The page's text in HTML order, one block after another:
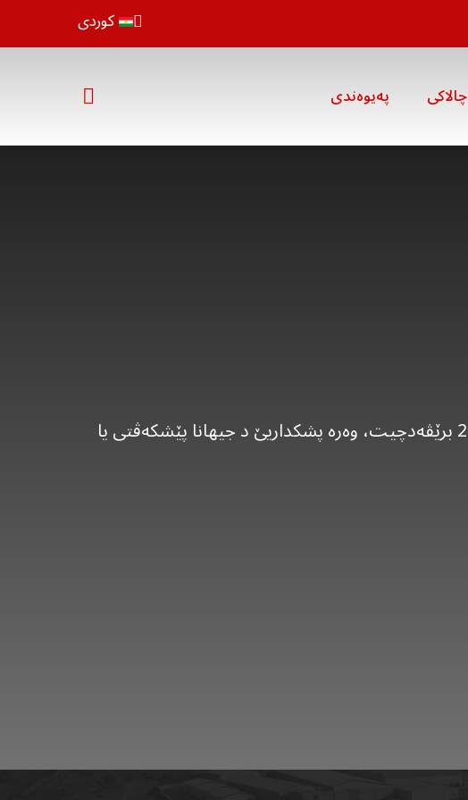
کوردی
چالاکی پەیوەندی
دەمێ خوە بۆ پیشانگەها پیشەسازیا خوارنێ ل عێراقێ دیاری بکە، ل 19 حەتا 21ی ئەیلوول 2023 برێڤەدچیت، وەرە پشکداریێ د جیهانا پێشکەڤتی یا